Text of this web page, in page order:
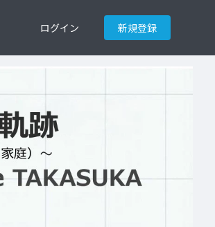
ログイン 新規登録